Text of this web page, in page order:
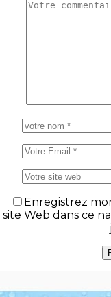
Enregistrez
site Web dans ce